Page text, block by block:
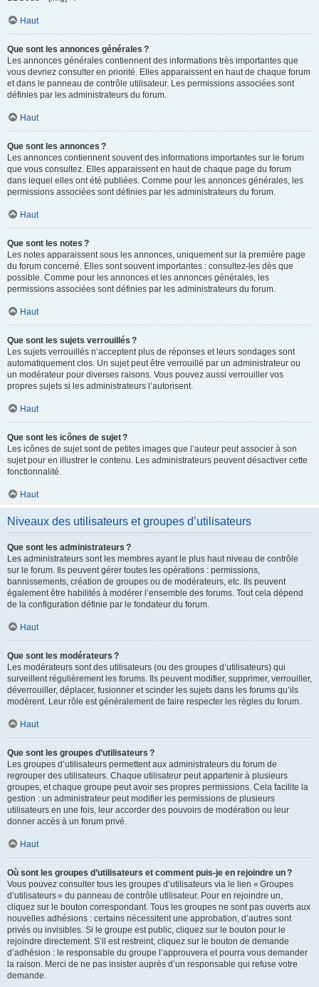
Haut
Que sont les annonces générales ?
Les annonces générales contiennent des informations très importantes que
vous devriez consulter en priorité. Elles apparaissent en haut de chaque forum
et dans le panneau de contrôle utilisateur. Les permissions associées sont
définies par les administrateurs du forum.
Haut
Que sont les annonces ?
Les annonces contiennent souvent des informations importantes sur le forum
que vous consultez. Elles apparaissent en haut de chaque page du forum
dans lequel elles ont été publiées. Comme pour les annonces générales, les
permissions associées sont définies par les administrateurs du forum.
Haut
Que sont les notes ?
Les notes apparaissent sous les annonces, uniquement sur la première page
du forum concerné. Elles sont souvent importantes : consultez-les dès que
possible. Comme pour les annonces et les annonces générales, les
permissions associées sont définies par les administrateurs du forum.
Haut
Que sont les sujets verrouillés ?
Les sujets verrouillés n’acceptent plus de réponses et leurs sondages sont
automatiquement clos. Un sujet peut être verrouillé par un administrateur ou
un modérateur pour diverses raisons. Vous pouvez aussi verrouiller vos
propres sujets si les administrateurs l’autorisent.
Haut
Que sont les icônes de sujet ?
Les icônes de sujet sont de petites images que l’auteur peut associer à son
sujet pour en illustrer le contenu. Les administrateurs peuvent désactiver cette
fonctionnalité.
Haut
Niveaux des utilisateurs et groupes d’utilisateurs
Que sont les administrateurs ?
Les administrateurs sont les membres ayant le plus haut niveau de contrôle
sur le forum. Ils peuvent gérer toutes les opérations : permissions,
bannissements, création de groupes ou de modérateurs, etc. Ils peuvent
également être habilités à modérer l’ensemble des forums. Tout cela dépend
de la configuration définie par le fondateur du forum.
Haut
Que sont les modérateurs ?
Les modérateurs sont des utilisateurs (ou des groupes d’utilisateurs) qui
surveillent régulièrement les forums. Ils peuvent modifier, supprimer, verrouiller,
déverrouiller, déplacer, fusionner et scinder les sujets dans les forums qu’ils
modèrent. Leur rôle est généralement de faire respecter les règles du forum.
Haut
Que sont les groupes d’utilisateurs ?
Les groupes d’utilisateurs permettent aux administrateurs du forum de
regrouper des utilisateurs. Chaque utilisateur peut appartenir à plusieurs
groupes, et chaque groupe peut avoir ses propres permissions. Cela facilite la
gestion : un administrateur peut modifier les permissions de plusieurs
utilisateurs en une fois, leur accorder des pouvoirs de modération ou leur
donner accès à un forum privé.
Haut
Où sont les groupes d’utilisateurs et comment puis-je en rejoindre un ?
Vous pouvez consulter tous les groupes d’utilisateurs via le lien « Groupes
d’utilisateurs » du panneau de contrôle utilisateur. Pour en rejoindre un,
cliquez sur le bouton correspondant. Tous les groupes ne sont pas ouverts aux
nouvelles adhésions : certains nécessitent une approbation, d’autres sont
privés ou invisibles. Si le groupe est public, cliquez sur le bouton pour le
rejoindre directement. S’il est restreint, cliquez sur le bouton de demande
d’adhésion : le responsable du groupe l’approuvera et pourra vous demander
la raison. Merci de ne pas insister auprès d’un responsable qui refuse votre
demande.